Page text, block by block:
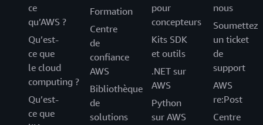
ce
qu’AWS ?
Qu’est-
ce que
le cloud
computing ?
Qu’est-
ce que
Formation
Centre
de
confiance
AWS
Bibliothèque
de
solutions
pour
concepteurs
Kits SDK
et outils
.NET sur
AWS
Python
sur AWS
nous
Soumettez
un ticket
de
support
AWS
re:Post
Centre